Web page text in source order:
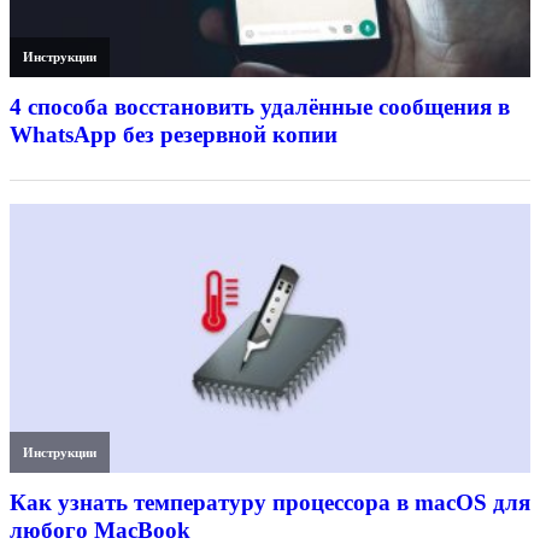
Инструкции
4 способа восстановить удалённые сообщения в
WhatsApp без резервной копии
Инструкции
Как узнать температуру процессора в macOS для
любого MacBook